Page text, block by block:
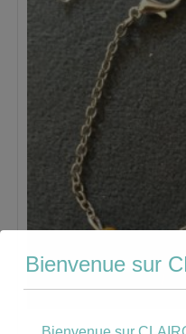
Bienvenue sur